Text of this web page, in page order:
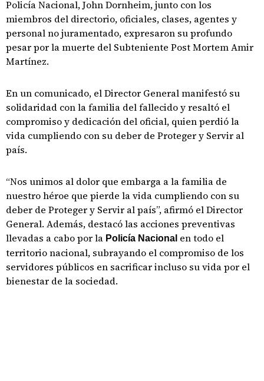
Policía Nacional, John Dornheim, junto con los
miembros del directorio, oficiales, clases, agentes y
personal no juramentado, expresaron su profundo
pesar por la muerte del Subteniente Post Mortem Amir
Martínez.
En un comunicado, el Director General manifestó su
solidaridad con la familia del fallecido y resaltó el
compromiso y dedicación del oficial, quien perdió la
vida cumpliendo con su deber de Proteger y Servir al
país.
“Nos unimos al dolor que embarga a la familia de
nuestro héroe que pierde la vida cumpliendo con su
deber de Proteger y Servir al país”, afirmó el Director
General. Además, destacó las acciones preventivas
llevadas a cabo por la Policía Nacional en todo el
territorio nacional, subrayando el compromiso de los
servidores públicos en sacrificar incluso su vida por el
bienestar de la sociedad.